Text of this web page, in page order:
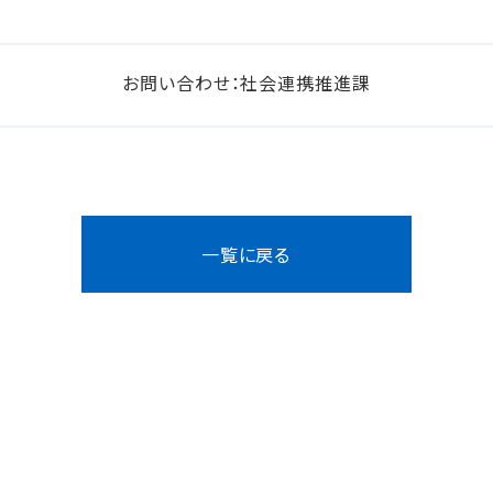
お問い合わせ：社会連携推進課
一覧に戻る